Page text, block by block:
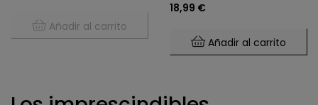
Añadir al carrito
18,99 €
Añadir al carrito